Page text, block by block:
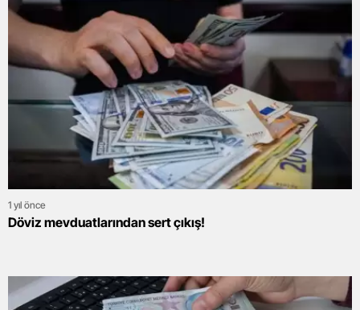
1 yıl önce
Döviz mevduatlarından sert çıkış!